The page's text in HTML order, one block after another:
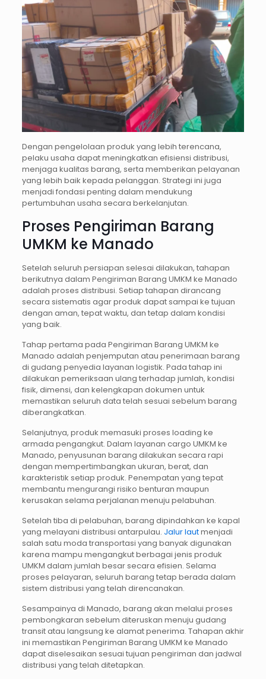
Dengan pengelolaan produk yang lebih terencana,
pelaku usaha dapat meningkatkan efisiensi distribusi,
menjaga kualitas barang, serta memberikan pelayanan
yang lebih baik kepada pelanggan. Strategi ini juga
menjadi fondasi penting dalam mendukung
pertumbuhan usaha secara berkelanjutan.
Proses Pengiriman Barang
UMKM ke Manado
Setelah seluruh persiapan selesai dilakukan, tahapan
berikutnya dalam Pengiriman Barang UMKM ke Manado
adalah proses distribusi. Setiap tahapan dirancang
secara sistematis agar produk dapat sampai ke tujuan
dengan aman, tepat waktu, dan tetap dalam kondisi
yang baik.
Tahap pertama pada Pengiriman Barang UMKM ke
Manado adalah penjemputan atau penerimaan barang
di gudang penyedia layanan logistik. Pada tahap ini
dilakukan pemeriksaan ulang terhadap jumlah, kondisi
fisik, dimensi, dan kelengkapan dokumen untuk
memastikan seluruh data telah sesuai sebelum barang
diberangkatkan.
Selanjutnya, produk memasuki proses loading ke
armada pengangkut. Dalam layanan cargo UMKM ke
Manado, penyusunan barang dilakukan secara rapi
dengan mempertimbangkan ukuran, berat, dan
karakteristik setiap produk. Penempatan yang tepat
membantu mengurangi risiko benturan maupun
kerusakan selama perjalanan menuju pelabuhan.
Setelah tiba di pelabuhan, barang dipindahkan ke kapal
yang melayani distribusi antarpulau. Jalur lautmenjadi
salah satu moda transportasi yang banyak digunakan
karena mampu mengangkut berbagai jenis produk
UMKM dalam jumlah besar secara efisien. Selama
proses pelayaran, seluruh barang tetap berada dalam
sistem distribusi yang telah direncanakan.
Sesampainya di Manado, barang akan melalui proses
pembongkaran sebelum diteruskan menuju gudang
transit atau langsung ke alamat penerima. Tahapan akhir
ini memastikan Pengiriman Barang UMKM ke Manado
dapat diselesaikan sesuai tujuan pengiriman dan jadwal
distribusi yang telah ditetapkan.